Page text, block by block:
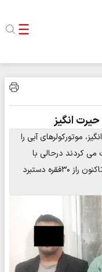
انگیز
موتورکولرهای آبی را
کردند درحالی با
هوشیاری عوامل انتظامی دستگیر شدند که تاکنون راز ۳۰فقره دستبرد